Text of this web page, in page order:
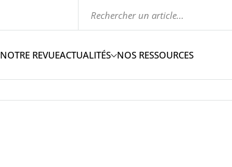
NOTRE REVUEACTUALITÉS NOS RESSOURCES